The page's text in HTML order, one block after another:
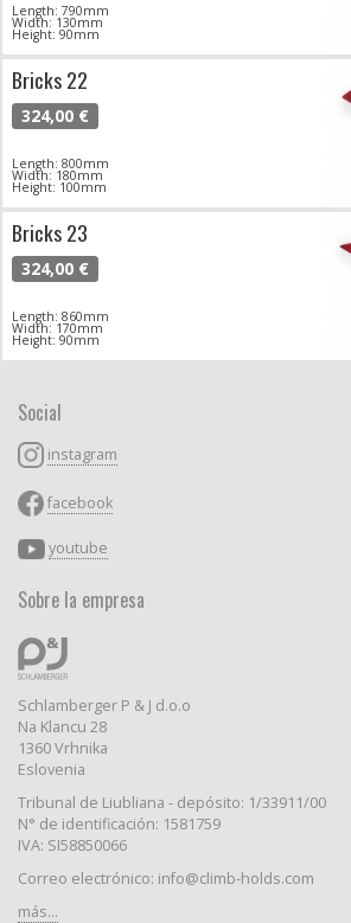
Length: 790mm
Width: 130mm
Height: 90mm
Bricks 22
324,00 €
Length: 800mm
Width: 180mm
Height: 100mm
Bricks 23
324,00 €
Length: 860mm
Width: 170mm
Height: 90mm
Social
instagram
facebook
youtube
Sobre la empresa
Schlamberger P & J d.o.o
Na Klancu 28
1360 Vrhnika
Eslovenia
Tribunal de Liubliana - depósito: 1/33911/00
N° de identificación: 1581759
IVA: SI58850066
Correo electrónico: info@climb-holds.com
más...